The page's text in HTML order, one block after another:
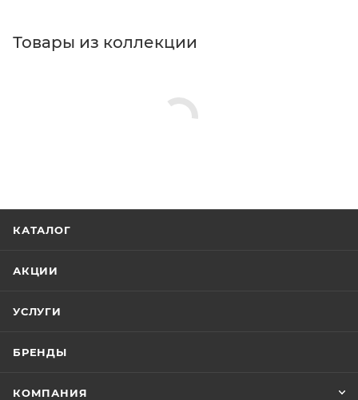
Товары из коллекции
КАТАЛОГ
АКЦИИ
УСЛУГИ
БРЕНДЫ
КОМПАНИЯ